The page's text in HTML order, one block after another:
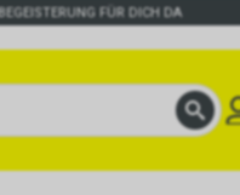
FÜR DICH DA